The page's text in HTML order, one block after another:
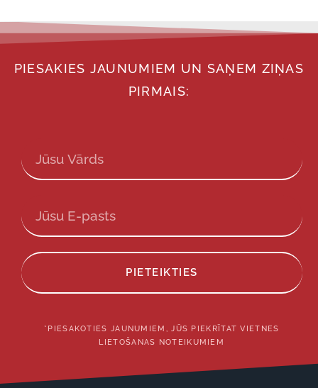
PIESAKIES JAUNUMIEM UN SAŅEM ZIŅAS
PIRMAIS:
PIETEIKTIES
*PIESAKOTIES JAUNUMIEM, JŪS PIEKRĪTAT VIETNES
LIETOŠANAS NOTEIKUMIEM